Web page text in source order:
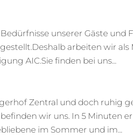
unserer Gäste und
arbeiten wir als
AIC.Sie finden bei uns...
Zentral und doch ruhig
wir uns. In 5 Minuten
im Sommer und im...